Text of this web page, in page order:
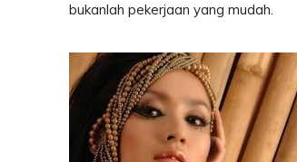
bukanlah pekerjaan yang mudah.